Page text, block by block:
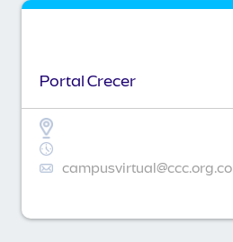
Portal Crecer
campusvirtual@ccc.org.co